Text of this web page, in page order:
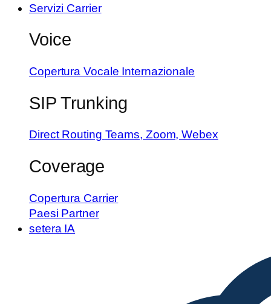
Servizi Carrier
Voice
Copertura Vocale Internazionale
SIP Trunking
Direct Routing Teams, Zoom, Webex
Coverage
Copertura Carrier
Paesi Partner
setera IA